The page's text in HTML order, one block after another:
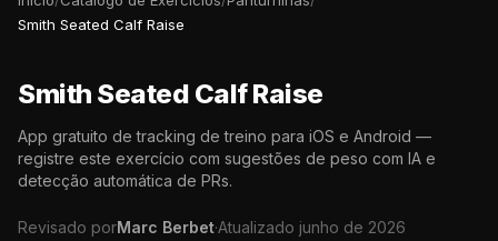
Smith Seated Calf Raise
Smith Seated Calf Raise
App gratuito de tracking de treino para iOS e Android —
registre este exercício com sugestões de peso com IA e
detecção automática de PRs.
Revisado porMarc Berbet·Atualizado junho de 2026